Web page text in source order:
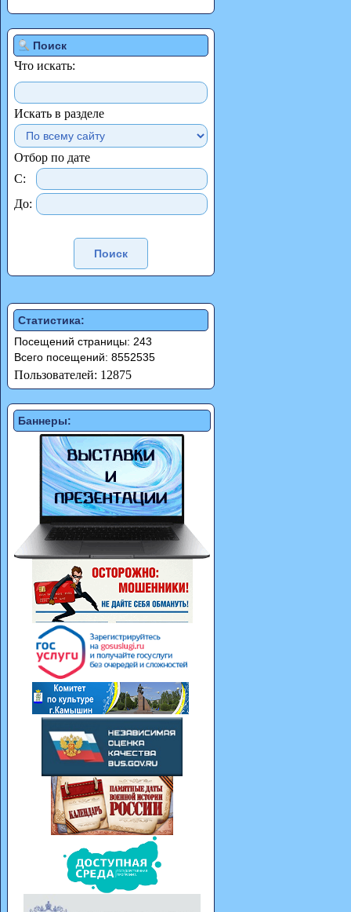
Поиск
Что искать:
Искать в разделе
Отбор по дате
С:
До:
Статистика:
Посещений страницы: 243
Всего посещений: 8552535
Пользователей: 12875
Баннеры: